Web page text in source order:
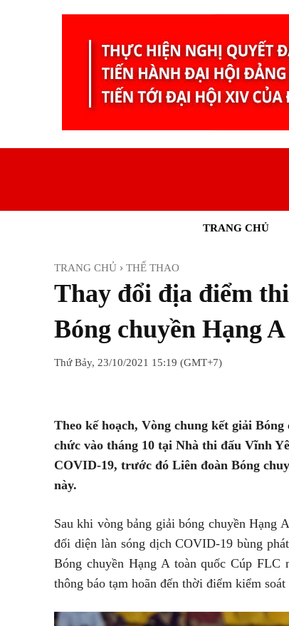
TRANG CHỦ
TRANG CHỦ THỂ THAO
Thay đổi địa điểm
Bóng chuyền Hạng
Thứ Bảy, 23/10/2021 15:19 (GMT+7)
Theo kế hoạch, Vòng chung kết giải
chức vào tháng 10 tại Nhà thi đấu Vĩnh
COVID-19, trước đó Liên đoàn Bóng
này.
Sau khi vòng bảng giải bóng chuyền Hạng
đối diện làn sóng dịch COVID-19 bùng
Bóng chuyền Hạng A toàn quốc Cúp
thông báo tạm hoãn đến thời điểm kiểm